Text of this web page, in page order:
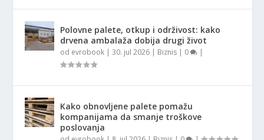
Polovne palete, otkup i održivost: kako
drvena ambalaža dobija drugi život
od evrobook |30. jul 2026 | Biznis | 0 |
Kako obnovljene palete pomažu
kompanijama da smanje troškove
poslovanja